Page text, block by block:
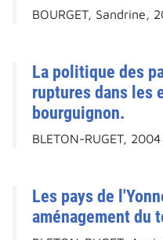
BOURGET, Sandrine,
La politique des
ruptures dans les
bourguignon.
BLETON-RUGET, 2004
Les pays de
aménagement du